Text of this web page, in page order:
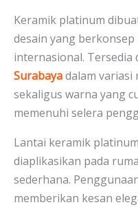
Keramik platinum
desain yang
internasional. Tersedia
Surabayadalam variasi
sekaligus warna yang
memenuhi selera
Lantai keramik
diaplikasikan pada
sederhana.
memberikan kesan